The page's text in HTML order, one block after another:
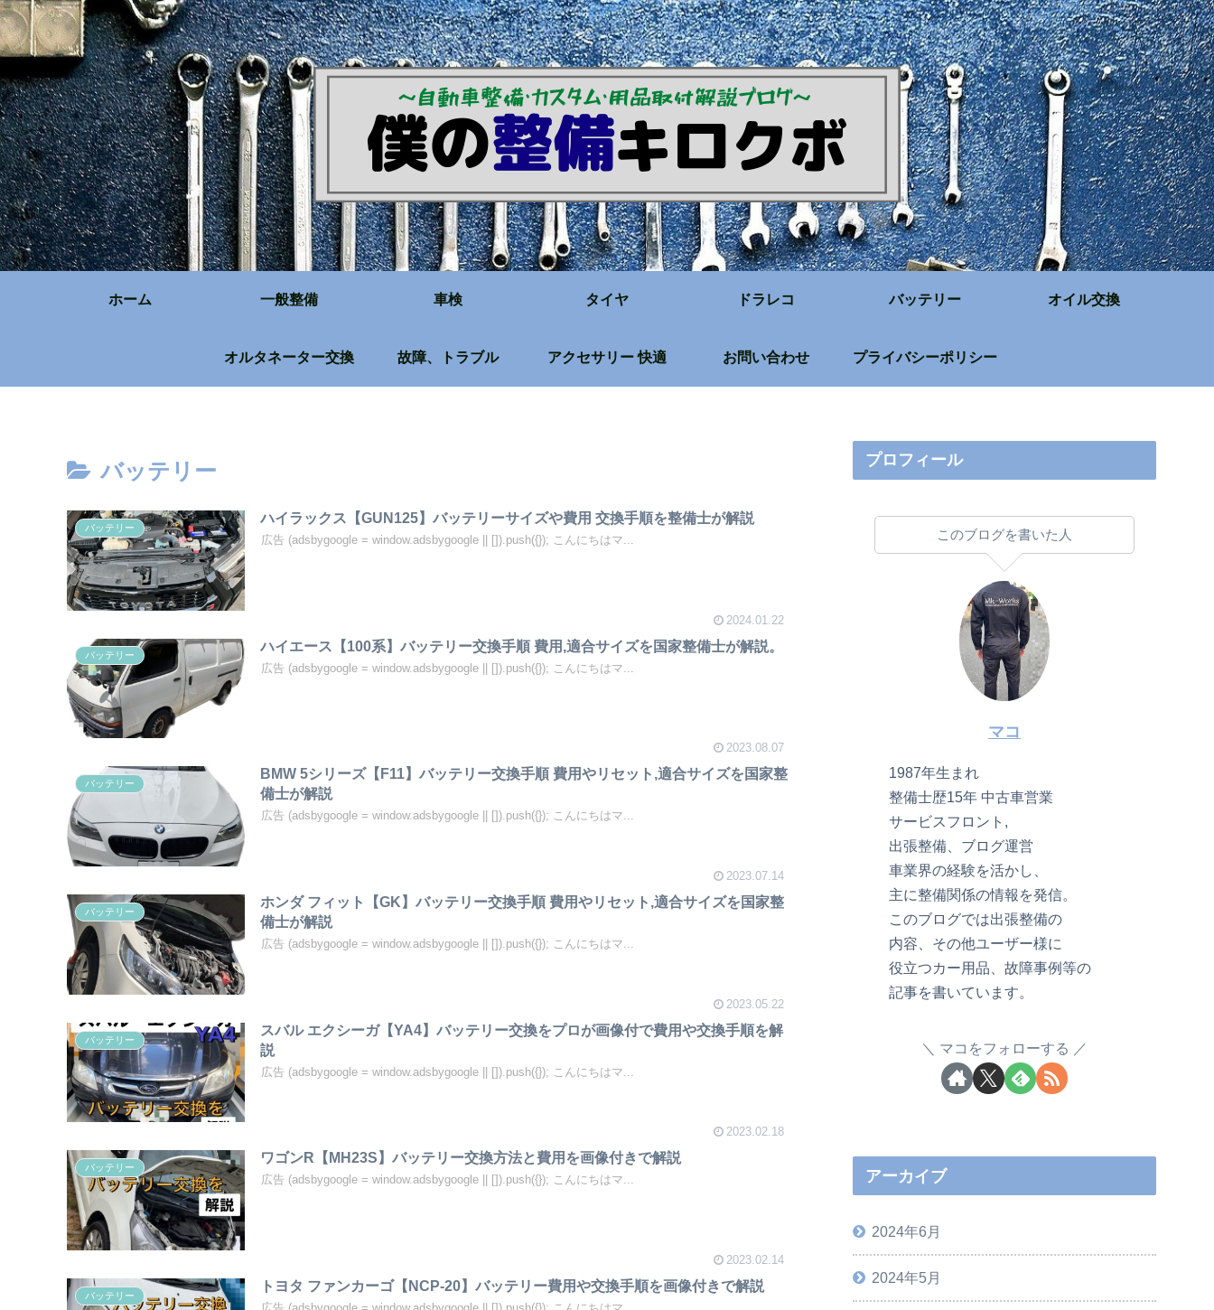
ホーム 一般整備 車検 タイヤ ドラレコ バッテリー オイル交換
オルタネーター交換 故障、トラブル アクセサリー 快適 お問い合わせ プライバシーポリシー
バッテリー
バッテリー
ハイラックス【GUN125】バッテリーサイズや費用 交換手順を整備士が解説
広告 (adsbygoogle = window.adsbygoogle || []).push({}); こんにちはマ...
2024.01.22
バッテリー
ハイエース【100系】バッテリー交換手順 費用,適合サイズを国家整備士が解説。
広告 (adsbygoogle = window.adsbygoogle || []).push({}); こんにちはマ...
2023.08.07
バッテリー
BMW 5シリーズ【F11】バッテリー交換手順 費用やリセット,適合サイズを国家整
備士が解説
広告 (adsbygoogle = window.adsbygoogle || []).push({}); こんにちはマ...
2023.07.14
バッテリー
ホンダ フィット【GK】バッテリー交換手順 費用やリセット,適合サイズを国家整
備士が解説
広告 (adsbygoogle = window.adsbygoogle || []).push({}); こんにちはマ...
2023.05.22
バッテリー
スバル エクシーガ【YA4】バッテリー交換をプロが画像付で費用や交換手順を解
説
広告 (adsbygoogle = window.adsbygoogle || []).push({}); こんにちはマ...
2023.02.18
バッテリー
ワゴンR【MH23S】バッテリー交換方法と費用を画像付きで解説
広告 (adsbygoogle = window.adsbygoogle || []).push({}); こんにちはマ...
2023.02.14
バッテリー
トヨタ ファンカーゴ【NCP-20】バッテリー費用や交換手順を画像付きで解説
プロフィール
このブログを書いた人
マコ
1987年生まれ
整備士歴15年 中古車営業
サービスフロント,
出張整備、ブログ運営
車業界の経験を活かし、
主に整備関係の情報を発信。
このブログでは出張整備の
内容、その他ユーザー様に
役立つカー用品、故障事例等の
記事を書いています。
マコをフォローする
アーカイブ
2024年6月
2024年5月